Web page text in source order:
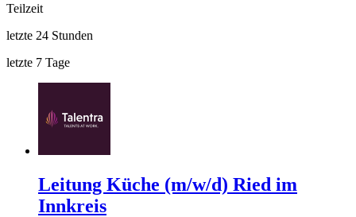
Teilzeit
letzte 24 Stunden
letzte 7 Tage
Leitung Küche (m/w/d) Ried im
Innkreis